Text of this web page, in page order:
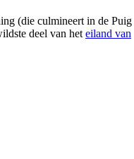
(die culmineert in de Puig
deel van het eiland van